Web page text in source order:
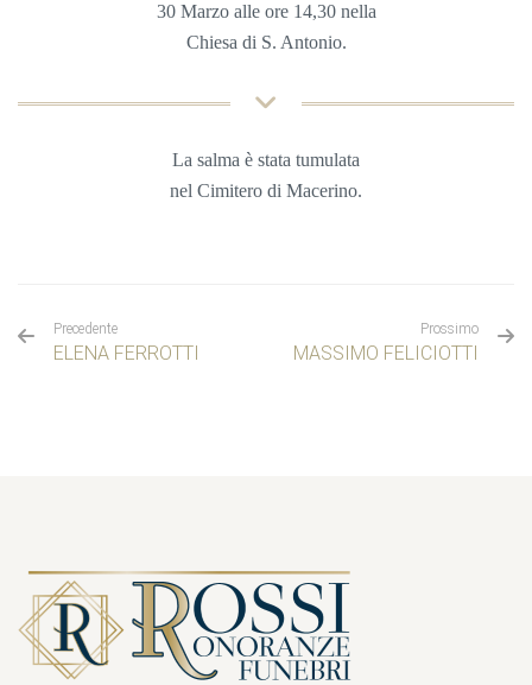
30 Marzo alle ore 14,30 nella
Chiesa di S. Antonio.
La salma è stata tumulata
nel Cimitero di Macerino.
Precedente
ELENA FERROTTI
Prossimo
MASSIMO FELICIOTTI